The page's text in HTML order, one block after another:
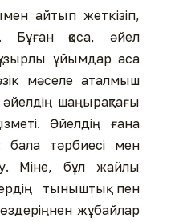
айтып жеткізіп,
Бұған қоса, әйел
ұйымдар аса
мәселе аталмыш
шаңырақтағы
Әйелдің ғана
бала тәрбиесі мен
Міне, бұл жайлы
тыныштық пен
жұбайлар